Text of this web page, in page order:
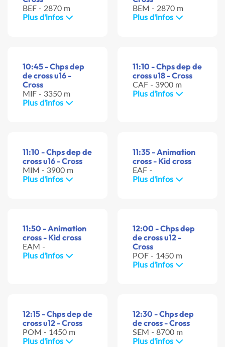
BEF - 2870 m
Plus d'infos
BEM - 2870 m
Plus d'infos
10:45 - Chps dep
de cross u16 -
Cross
MIF - 3350 m
Plus d'infos
11:10 - Chps dep de
cross u18 - Cross
CAF - 3900 m
Plus d'infos
11:10 - Chps dep de
cross u16 - Cross
MIM - 3900 m
Plus d'infos
11:35 - Animation
cross - Kid cross
EAF -
Plus d'infos
11:50 - Animation
cross - Kid cross
EAM -
Plus d'infos
12:00 - Chps dep
de cross u12 -
Cross
POF - 1450 m
Plus d'infos
12:15 - Chps dep de
cross u12 - Cross
POM - 1450 m
Plus d'infos
12:30 - Chps dep
de cross - Cross
SEM - 8700 m
Plus d'infos